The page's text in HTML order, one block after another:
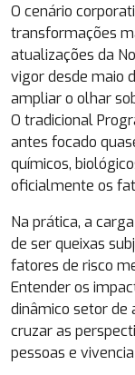
O cenário
transformações
atualizações da
vigor desde maio
ampliar o olhar
O tradicional
antes focado
químicos,
oficialmente os
Na prática, a
de ser queixas
fatores de risco
Entender os
dinâmico setor de
cruzar as
pessoas e